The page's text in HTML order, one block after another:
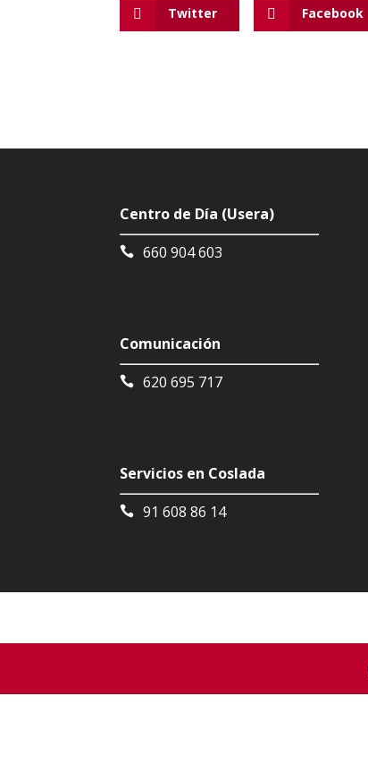
Twitter Facebook
Centro de Día (Usera)
660 904 603
Comunicación
620 695 717
Servicios en Coslada
91 608 86 14